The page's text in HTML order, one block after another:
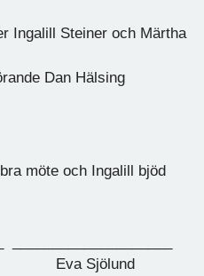
Ingalill Steiner och Märtha
Dan Hälsing
möte och Ingalill bjöd
Sjölund